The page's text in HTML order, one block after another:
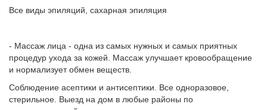
Все виды эпиляций, сахарная эпиляция
- Массаж лица - одна из самых нужных и самых приятных
процедур ухода за кожей. Массаж улучшает кровообращение
и нормализует обмен веществ.
Соблюдение асептики и антисептики. Все одноразовое,
стерильное. Выезд на дом в любые районы по